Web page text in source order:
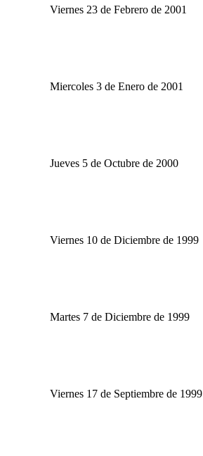
Viernes 23 de Febrero de 2001
Miercoles 3 de Enero de 2001
Jueves 5 de Octubre de 2000
Viernes 10 de Diciembre de 1999
Martes 7 de Diciembre de 1999
Viernes 17 de Septiembre de 1999